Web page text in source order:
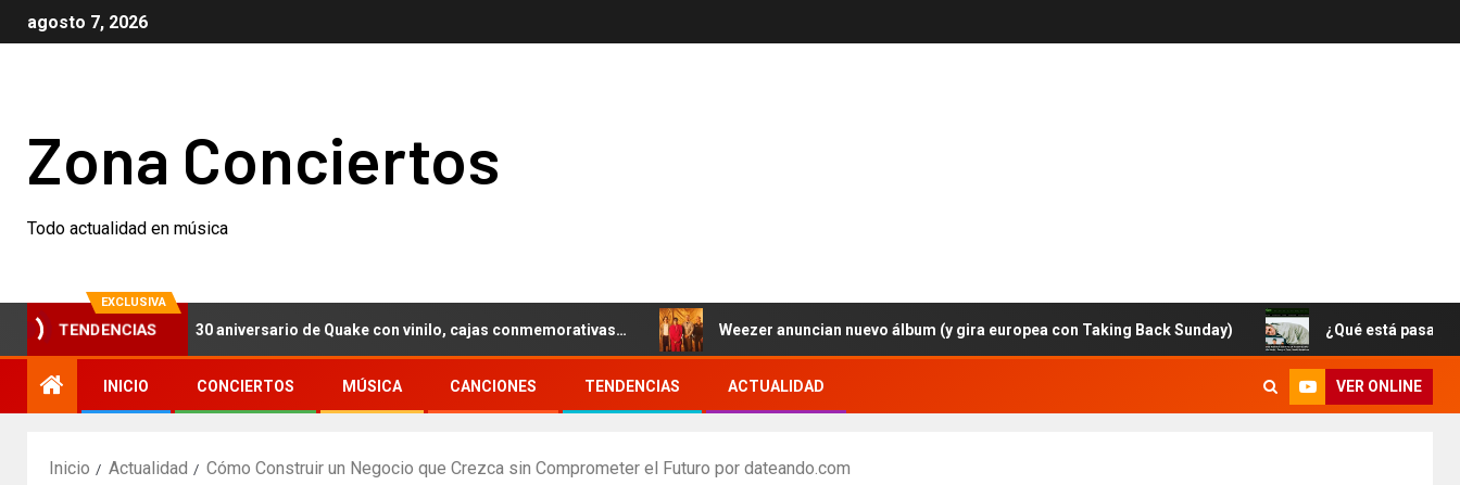
agosto 7, 2026
Zona Conciertos
Todo actualidad en música
EXCLUSIVA
TENDENCIAS
Nails celebran el 30 aniversario de Quake con vinilo, cajas conmemorativas… Weezer anuncian nuevo álbum (y gira europea con Taking Back Sunday) ¿Qué está pasando con
INICIO CONCIERTOS MÚSICA CANCIONES TENDENCIAS ACTUALIDAD VER ONLINE
Inicio Actualidad Cómo Construir un Negocio que Crezca sin Comprometer el Futuro por dateando.com